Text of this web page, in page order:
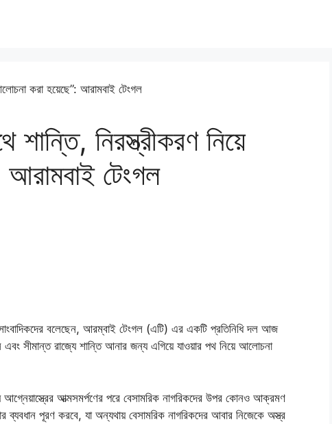
শান্তি, নিরস্ত্রীকরণ নিয়ে
টেংগল
বলেছেন, আরম্বাই টেংগল (এটি) এর একটি প্রতিনিধি দল আজ
সীমান্ত রাজ্যে শান্তি আনার জন্য এগিয়ে যাওয়ার পথ নিয়ে আলোচনা
আত্মসমর্পণের পরে বেসামরিক নাগরিকদের উপর কোনও আক্রমণ
ব্যবধান পূরণ করবে, যা অন্যথায় বেসামরিক নাগরিকদের আবার নিজেকে অস্ত্র